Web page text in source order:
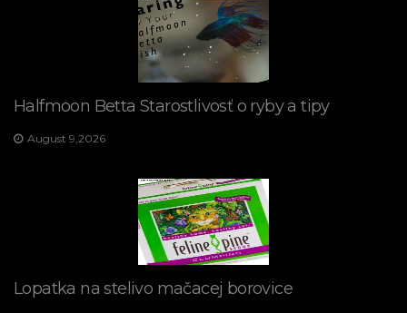
Halfmoon Betta Starostlivosť o ryby a tipy
August 9,2026
Lopatka na stelivo mačacej borovice